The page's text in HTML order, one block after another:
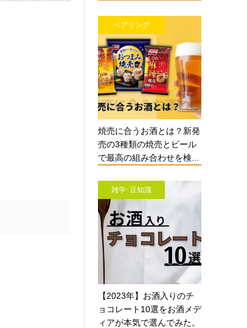
ペアリング
焼売に合うお酒とは？新発
売の3種類の焼売とビール
で最高の組み合わせを検...
雑学･豆知識
【2023年】お酒入りのチ
ョコレート10選をお酒メデ
ィアが本気で選んでみた。